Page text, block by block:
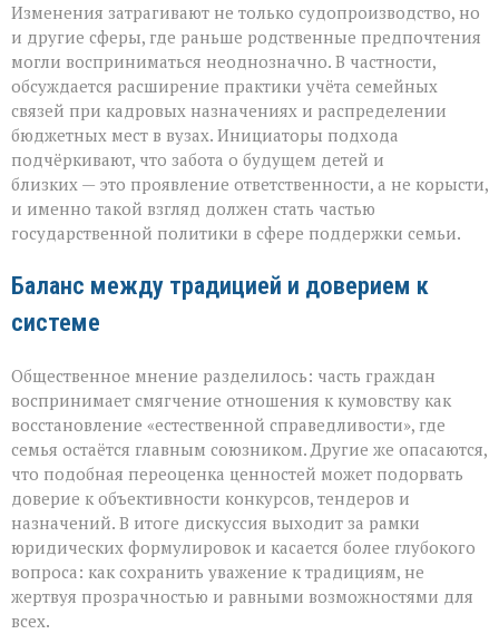
Изменения затрагивают не только судопроизводство, но
и другие сферы, где раньше родственные предпочтения
могли восприниматься неоднозначно. В частности,
обсуждается расширение практики учёта семейных
связей при кадровых назначениях и распределении
бюджетных мест в вузах. Инициаторы подхода
подчёркивают, что забота о будущем детей и
близких — это проявление ответственности, а не корысти,
и именно такой взгляд должен стать частью
государственной политики в сфере поддержки семьи.
Баланс между традицией и доверием к
системе
Общественное мнение разделилось: часть граждан
воспринимает смягчение отношения к кумовству как
восстановление «естественной справедливости», где
семья остаётся главным союзником. Другие же опасаются,
что подобная переоценка ценностей может подорвать
доверие к объективности конкурсов, тендеров и
назначений. В итоге дискуссия выходит за рамки
юридических формулировок и касается более глубокого
вопроса: как сохранить уважение к традициям, не
жертвуя прозрачностью и равными возможностями для
всех.